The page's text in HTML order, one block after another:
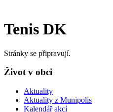
Tenis DK
Stránky se připravují.
Život v obci
Aktuality
Aktuality z Munipolis
Kalendář akcí